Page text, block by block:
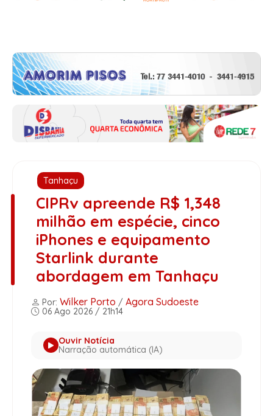
Tanhaçu
CIPRv apreende R$ 1,348
milhão em espécie, cinco
iPhones e equipamento
Starlink durante
abordagem em Tanhaçu
Por: Wilker Porto / Agora Sudoeste
06 Ago 2026 / 21h14
Ouvir Notícia
Narração automática (IA)